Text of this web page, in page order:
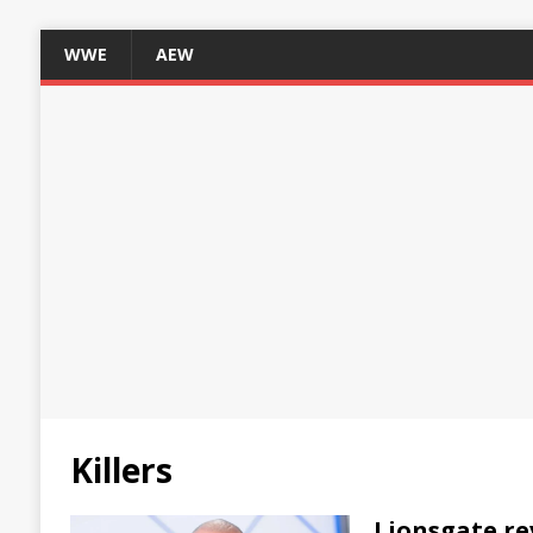
WWE AEW
Killers